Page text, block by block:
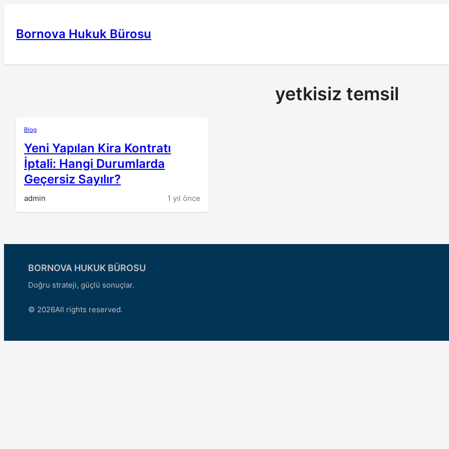
Bornova Hukuk Bürosu
yetkisiz temsil
Blog
Yeni Yapılan Kira Kontratı
İptali: Hangi Durumlarda
Geçersiz Sayılır?
admin 1 yıl önce
BORNOVA HUKUK BÜROSU
Doğru strateji, güçlü sonuçlar.
© 2026All rights reserved.